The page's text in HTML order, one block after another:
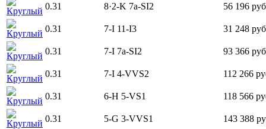
Круглый 0.31 8·2-K 7а-SI2 56 196
Круглый 0.31 7-I 11-I3 31 248
Круглый 0.31 7-I 7а-SI2 93 366
Круглый 0.31 7-I 4-VVS2 112 266
Круглый 0.31 6-H 5-VS1 118 566
Круглый 0.31 5-G 3-VVS1 143 388